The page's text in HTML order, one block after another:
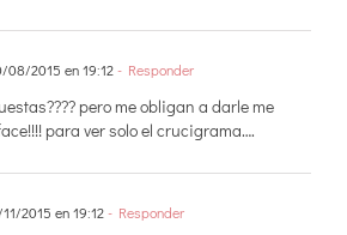
08/2015 en 19:12- Responder
pero me obligan a darle me
para ver solo el crucigrama….
2015 en 19:12- Responder